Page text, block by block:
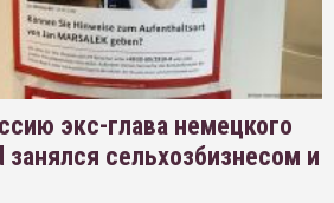
экс-глава немецкого
занялся сельхозбизнесом и